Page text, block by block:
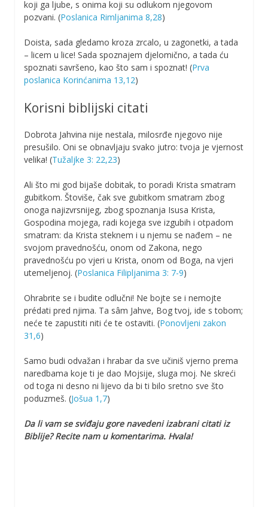
koji ga ljube, s onima koji su odlukom njegovom
pozvani. (Poslanica Rimljanima 8,28)
Doista, sada gledamo kroza zrcalo, u zagonetki, a tada
– licem u lice! Sada spoznajem djelomično, a tada ću
spoznati savršeno, kao što sam i spoznat! (Prva
poslanica Korinćanima 13,12)
Korisni biblijski citati
Dobrota Jahvina nije nestala, milosrđe njegovo nije
presušilo. Oni se obnavljaju svako jutro: tvoja je vjernost
velika! (Tužaljke 3: 22,23)
Ali što mi god bijaše dobitak, to poradi Krista smatram
gubitkom. Štoviše, čak sve gubitkom smatram zbog
onoga najizvrsnijeg, zbog spoznanja Isusa Krista,
Gospodina mojega, radi kojega sve izgubih i otpadom
smatram: da Krista steknem i u njemu se nađem – ne
svojom pravednošću, onom od Zakona, nego
pravednošću po vjeri u Krista, onom od Boga, na vjeri
utemeljenoj. (Poslanica Filipljanima 3: 7-9)
Ohrabrite se i budite odlučni! Ne bojte se i nemojte
prédati pred njima. Ta sâm Jahve, Bog tvoj, ide s tobom;
neće te zapustiti niti će te ostaviti. (Ponovljeni zakon
31,6)
Samo budi odvažan i hrabar da sve učiniš vjerno prema
naredbama koje ti je dao Mojsije, sluga moj. Ne skreći
od toga ni desno ni lijevo da bi ti bilo sretno sve što
poduzmeš. (Jošua 1,7)
Da li vam se sviđaju gore navedeni izabrani citati iz
Biblije? Recite nam u komentarima. Hvala!